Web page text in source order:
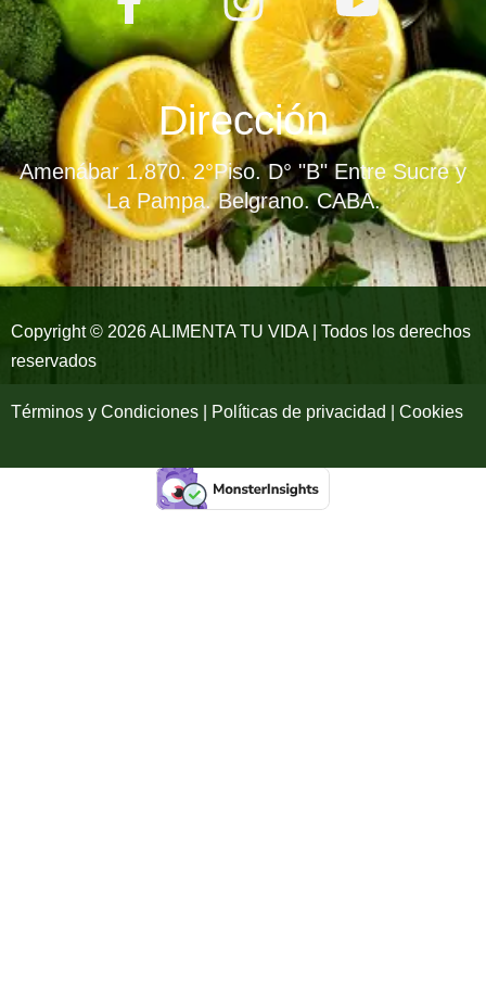
a
c
e
b
o
o
k
-
n
s
t
a
g
r
a
m
o
u
t
u
b
e
Dirección
Amenábar 1.870. 2°Piso. D° "B" Entre Sucre y
La Pampa. Belgrano. CABA.
Copyright © 2026 ALIMENTA TU VIDA | Todos los derechos
reservados
Términos y Condiciones | Políticas de privacidad | Cookies